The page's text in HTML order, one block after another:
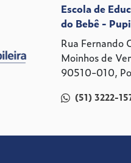
Escola de
do Bebê -
Rua Fernando
Moinhos de
90510-010,
(51) 3222-